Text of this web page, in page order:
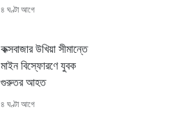
৪ ঘণ্টা আগে
কক্সবাজার উখিয়া সীমান্তে
মাইন বিস্ফোরণে যুবক
গুরুতর আহত
৪ ঘণ্টা আগে